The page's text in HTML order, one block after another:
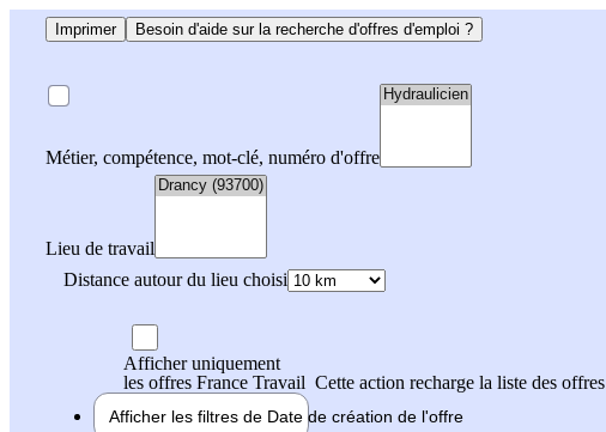
Imprimer Besoin d'aide sur la recherche d'offres d'emploi ?
Métier, compétence, mot-clé, numéro d'offre
Lieu de travail
Distance autour du lieu choisi
Afficher uniquement
les offres France Travail Cette action recharge la liste des offres
Afficher les filtres de Date de création de l'offre